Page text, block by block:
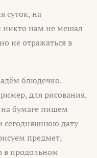
суток, на
нам не мешал
не отражаться в
блюдечко.
для рисования,
на бумаге пишем
сегодняшнюю дату
предмет,
продольном